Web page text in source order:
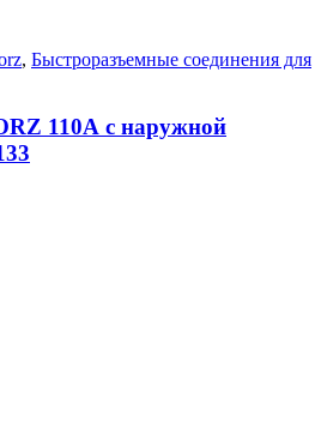
, Быстроразъемные соединения для
110А с наружной